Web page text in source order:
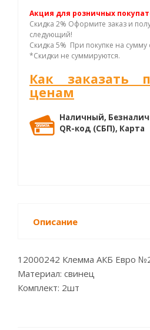
Акция для розничных
Скидка 2% Оформите заказ и
следующий!
Скидка 5% При покупке на сумму
*Скидки не суммируются.
Как заказать
ценам
Наличный,
QR-код (СБП), Карта
Описание
12000242 Клемма АКБ Евро
Материал: свинец
Комплект: 2шт